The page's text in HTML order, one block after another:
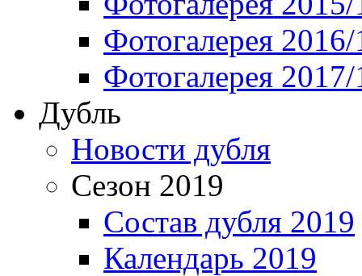
Фотогалерея
Фотогалерея
Дубль
Новости дубля
Сезон 2019
Состав дубля 2019
Календарь 2019